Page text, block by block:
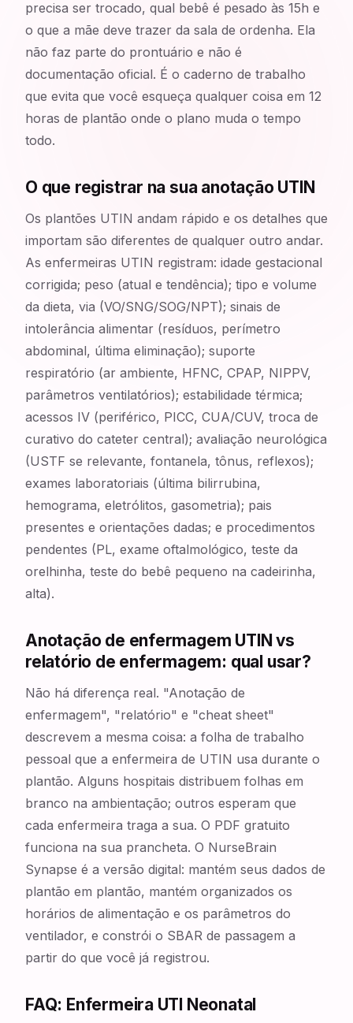
precisa ser trocado, qual bebê é pesado às 15h e
o que a mãe deve trazer da sala de ordenha. Ela
não faz parte do prontuário e não é
documentação oficial. É o caderno de trabalho
que evita que você esqueça qualquer coisa em 12
horas de plantão onde o plano muda o tempo
todo.
O que registrar na sua anotação UTIN
Os plantões UTIN andam rápido e os detalhes que
importam são diferentes de qualquer outro andar.
As enfermeiras UTIN registram: idade gestacional
corrigida; peso (atual e tendência); tipo e volume
da dieta, via (VO/SNG/SOG/NPT); sinais de
intolerância alimentar (resíduos, perímetro
abdominal, última eliminação); suporte
respiratório (ar ambiente, HFNC, CPAP, NIPPV,
parâmetros ventilatórios); estabilidade térmica;
acessos IV (periférico, PICC, CUA/CUV, troca de
curativo do cateter central); avaliação neurológica
(USTF se relevante, fontanela, tônus, reflexos);
exames laboratoriais (última bilirrubina,
hemograma, eletrólitos, gasometria); pais
presentes e orientações dadas; e procedimentos
pendentes (PL, exame oftalmológico, teste da
orelhinha, teste do bebê pequeno na cadeirinha,
alta).
Anotação de enfermagem UTIN vs
relatório de enfermagem: qual usar?
Não há diferença real. "Anotação de
enfermagem", "relatório" e "cheat sheet"
descrevem a mesma coisa: a folha de trabalho
pessoal que a enfermeira de UTIN usa durante o
plantão. Alguns hospitais distribuem folhas em
branco na ambientação; outros esperam que
cada enfermeira traga a sua. O PDF gratuito
funciona na sua prancheta. O NurseBrain
Synapse é a versão digital: mantém seus dados de
plantão em plantão, mantém organizados os
horários de alimentação e os parâmetros do
ventilador, e constrói o SBAR de passagem a
partir do que você já registrou.
FAQ: Enfermeira UTI Neonatal